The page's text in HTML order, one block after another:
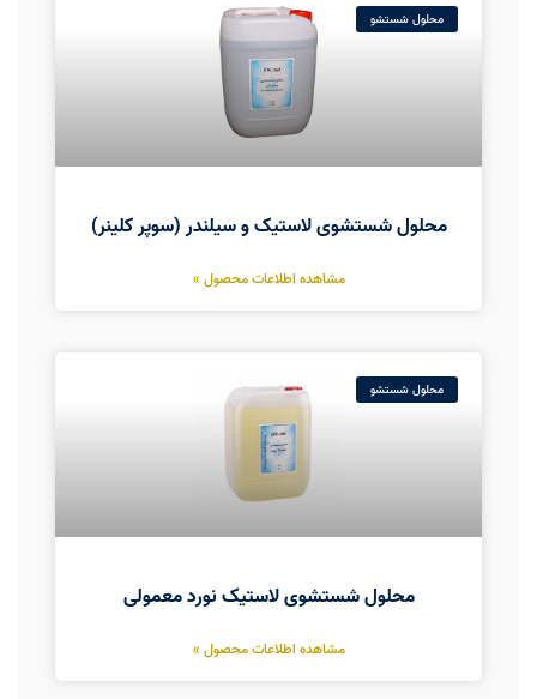
محلول شستشو
محلول شستشوی لاستیک و سیلندر (سوپر کلینر)
مشاهده اطلاعات محصول »
محلول شستشو
محلول شستشوی لاستیک نورد معمولی
مشاهده اطلاعات محصول »